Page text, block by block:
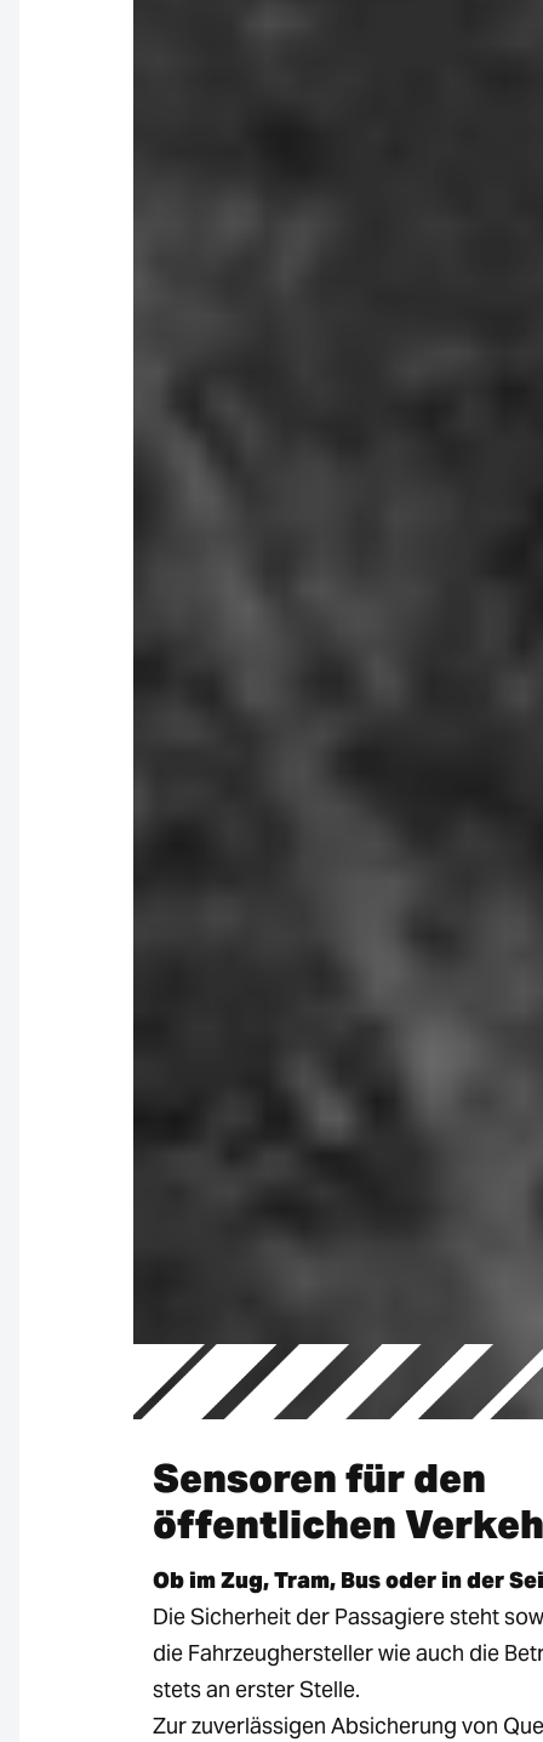
Sensoren für den
öffentlichen
Ob im Zug, Tram, Bus oder in der
Die Sicherheit der Passagiere steht
die Fahrzeughersteller wie auch die
stets an erster Stelle.
Zur zuverlässigen Absicherung von